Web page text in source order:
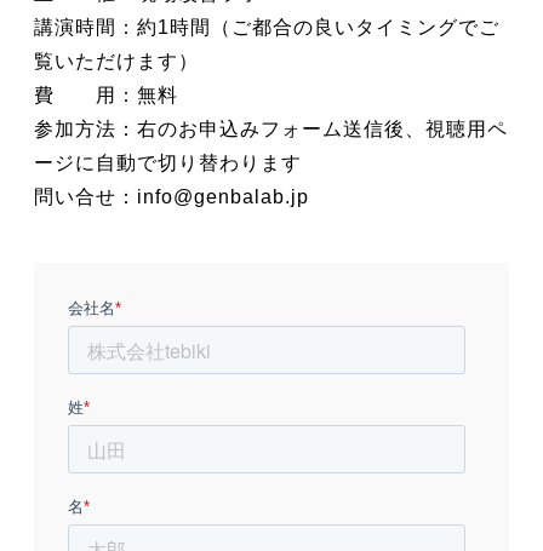
講演時間：約1時間（ご都合の良いタイミングでご
覧いただけます）
費 用：無料
参加方法：右のお申込みフォーム送信後、視聴用ペ
ージに自動で切り替わります
問い合せ：info@genbalab.jp